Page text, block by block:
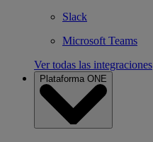
Slack
Microsoft Teams
Ver todas las integraciones
Plataforma ONE